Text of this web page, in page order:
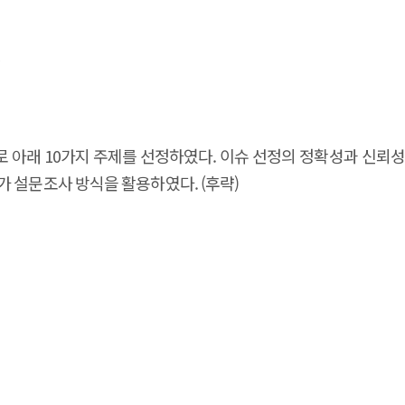
래 10가지 주제를 선정하였다. 이슈 선정의 정확성과 신뢰
설문조사 방식을 활용하였다. (후략)